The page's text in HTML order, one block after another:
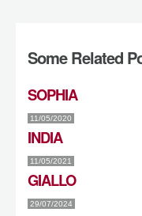
Some Related
SOPHIA
11/05/2020
INDIA
11/05/2021
GIALLO
29/07/2024